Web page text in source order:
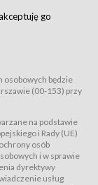
z
tj. uprawniające
filmowych,
w Serwisie;
go
osobowych będzie
(00-153) przy
na podstawie
i Rady (UE)
osób
i w sprawie
dyrektywy
usług